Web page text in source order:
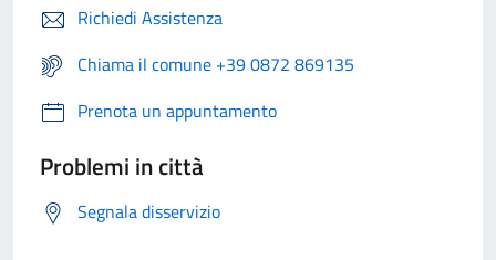
Richiedi Assistenza
Chiama il comune +39 0872 869135
Prenota un appuntamento
Problemi in città
Segnala disservizio